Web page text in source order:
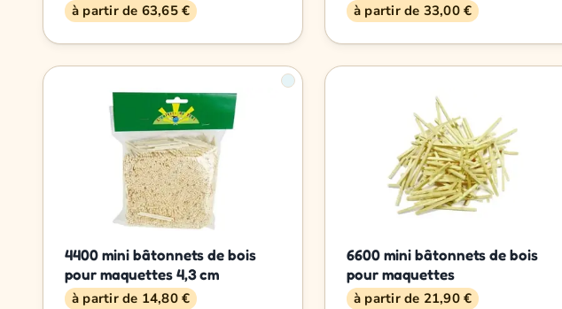
à partir de 63,65 € à partir de 33,00 €
4400 mini bâtonnets de bois
pour maquettes 4,3 cm
à partir de 14,80 €
6600 mini bâtonnets de bois
pour maquettes
à partir de 21,90 €